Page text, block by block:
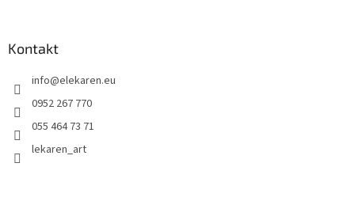
Kontakt
info@elekaren.eu
0952 267 770
055 464 73 71
lekaren_art